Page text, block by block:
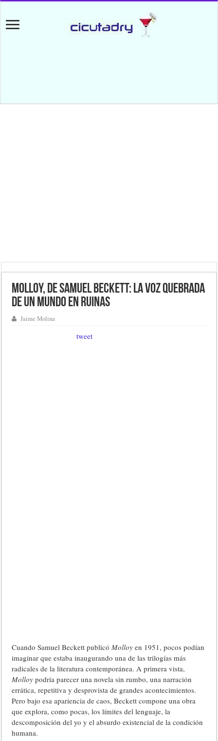
Molloy, de Samuel Beckett: la voz quebrada
de un mundo en ruinas
Jaime Molina
tweet
Cuando Samuel Beckett publicóMolloy en 1951, pocos podían
imaginar que estaba inaugurando una de las trilogías más
radicales de la literatura contemporánea. A primera vista,
Molloy podría parecer una novela sin rumbo, una narración
errática, repetitiva y desprovista de grandes acontecimientos.
Pero bajo esa apariencia de caos, Beckett compone una obra
que explora, como pocas, los límites del lenguaje, la
descomposición del yo y el absurdo existencial de la condición
humana.